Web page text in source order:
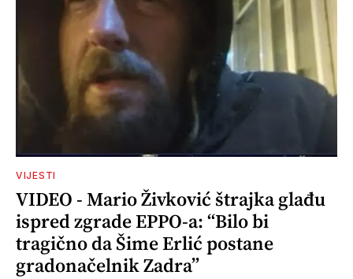
VIJESTI
VIDEO - Mario Živković štrajka glađu
ispred zgrade EPPO-a: “Bilo bi
tragično da Šime Erlić postane
gradonačelnik Zadra”